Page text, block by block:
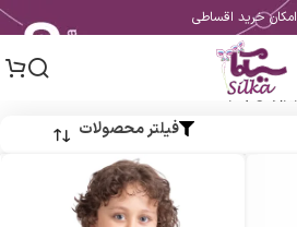
امکان خرید اقساطی
زیرپوش پسرانه
فیلتر محصولات